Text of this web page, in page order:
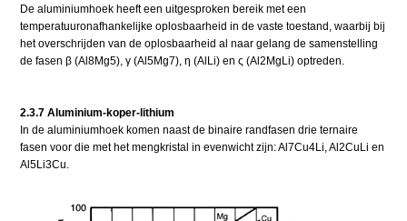
De aluminiumhoek heeft een uitgesproken bereik met een
temperatuuronafhankelijke oplosbaarheid in de vaste toestand, waarbij bij
het overschrijden van de oplosbaarheid al naar gelang de samenstelling
de fasen β (Al8Mg5), γ (Al5Mg7), η (AlLi) en ς (Al2MgLi) optreden.
2.3.7 Aluminium-koper-lithium
In de aluminiumhoek komen naast de binaire randfasen drie ternaire
fasen voor die met het mengkristal in evenwicht zijn: Al7Cu4Li, Al2CuLi en
Al5Li3Cu.